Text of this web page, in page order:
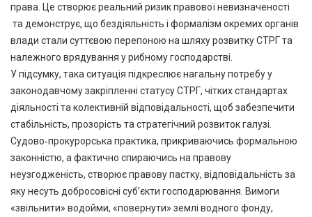
права. Це створює реальний ризик правової невизначеності
та демонструє, що бездіяльність і формалізм окремих органів
влади стали суттєвою перепоною на шляху розвитку СТРГ та
належного врядування у рибному господарстві.
У підсумку, така ситуація підкреслює нагальну потребу у
законодавчому закріпленні статусу СТРГ, чітких стандартах
діяльності та колективній відповідальності, щоб забезпечити
стабільність, прозорість та стратегічний розвиток галузі.
Судово‑прокурорська практика, прикриваючись формальною
законністю, а фактично спираючись на правову
неузгодженість, створює правову пастку, відповідальність за
яку несуть добросовісні суб’єкти господарювання. Вимоги
«звільнити» водойми, «повернути» землі водного фонду,